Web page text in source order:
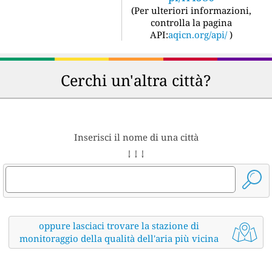
(Per ulteriori informazioni,
controlla la pagina
API:aqicn.org/api/ )
Cerchi un'altra città?
Inserisci il nome di una città
↓ ↓ ↓
oppure lasciaci trovare la stazione di
monitoraggio della qualità dell'aria più vicina